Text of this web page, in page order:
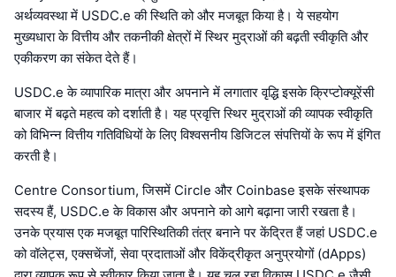
अर्थव्यवस्था में USDC.e की स्थिति को और मजबूत किया है। ये सहयोग
मुख्यधारा के वित्तीय और तकनीकी क्षेत्रों में स्थिर मुद्राओं की बढ़ती स्वीकृति और
एकीकरण का संकेत देते हैं।
USDC.e के व्यापारिक मात्रा और अपनाने में लगातार वृद्धि इसके क्रिप्टोक्यूरेंसी
बाजार में बढ़ते महत्व को दर्शाती है। यह प्रवृत्ति स्थिर मुद्राओं की व्यापक स्वीकृति
को विभिन्न वित्तीय गतिविधियों के लिए विश्वसनीय डिजिटल संपत्तियों के रूप में इंगित
करती है।
Centre Consortium, जिसमें Circle और Coinbase इसके संस्थापक
सदस्य हैं, USDC.e के विकास और अपनाने को आगे बढ़ाना जारी रखता है।
उनके प्रयास एक मजबूत पारिस्थितिकी तंत्र बनाने पर केंद्रित हैं जहां USDC.e
को वॉलेट्स, एक्सचेंजों, सेवा प्रदाताओं और विकेंद्रीकृत अनुप्रयोगों (dApps)